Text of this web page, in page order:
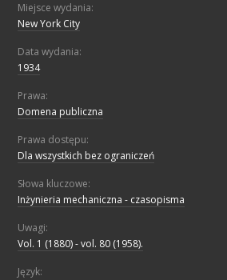
Miejsce wydania:
New York City
Data wydania:
1934
Prawa:
Domena publiczna
Prawa dostępu:
Dla wszystkich bez ograniczeń
Słowa kluczowe:
Inżynieria mechaniczna - czasopisma
Uwagi:
Vol. 1 (1880) - vol. 80 (1958).
Język: